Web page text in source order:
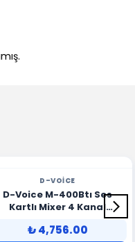
D-VOICE
D-Voice M-400Btı Ses
Kartlı Mixer 4 Kanal
₺ 4,756.00